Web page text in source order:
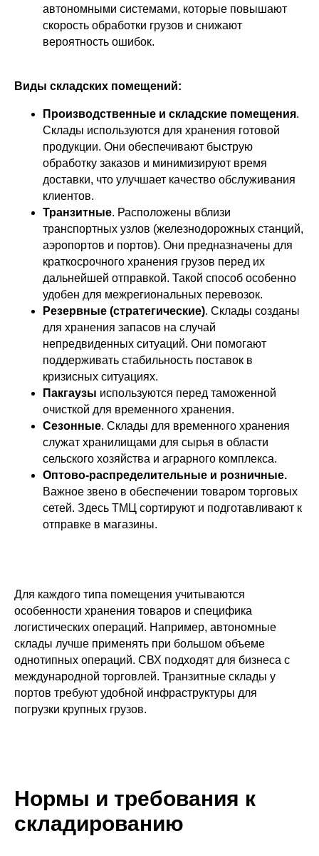
автономными системами, которые повышают
скорость обработки грузов и снижают
вероятность ошибок.
Виды складских помещений:
Производственные и складские помещения.
Склады используются для хранения готовой
продукции. Они обеспечивают быструю
обработку заказов и минимизируют время
доставки, что улучшает качество обслуживания
клиентов.
Транзитные. Расположены вблизи
транспортных узлов (железнодорожных станций,
аэропортов и портов). Они предназначены для
краткосрочного хранения грузов перед их
дальнейшей отправкой. Такой способ особенно
удобен для межрегиональных перевозок.
Резервные (стратегические). Склады созданы
для хранения запасов на случай
непредвиденных ситуаций. Они помогают
поддерживать стабильность поставок в
кризисных ситуациях.
Пакгаузы используются перед таможенной
очисткой для временного хранения.
Сезонные. Склады для временного хранения
служат хранилищами для сырья в области
сельского хозяйства и аграрного комплекса.
Оптово-распределительные и розничные.
Важное звено в обеспечении товаром торговых
сетей. Здесь ТМЦ сортируют и подготавливают к
отправке в магазины.
Для каждого типа помещения учитываются
особенности хранения товаров и специфика
логистических операций. Например, автономные
склады лучше применять при большом объеме
однотипных операций. СВХ подходят для бизнеса с
международной торговлей. Транзитные склады у
портов требуют удобной инфраструктуры для
погрузки крупных грузов.
Нормы и требования к
складированию